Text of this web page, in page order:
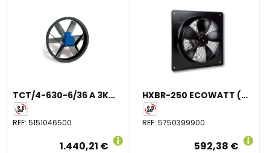
TCT/4-630-6/36 A 3KW (230/400V50HZ) V5
REF: 5151046500
1.440,21 €
HXBR-250 ECOWATT (230V50/60HZ) VE
REF:5750399900
592,38 €